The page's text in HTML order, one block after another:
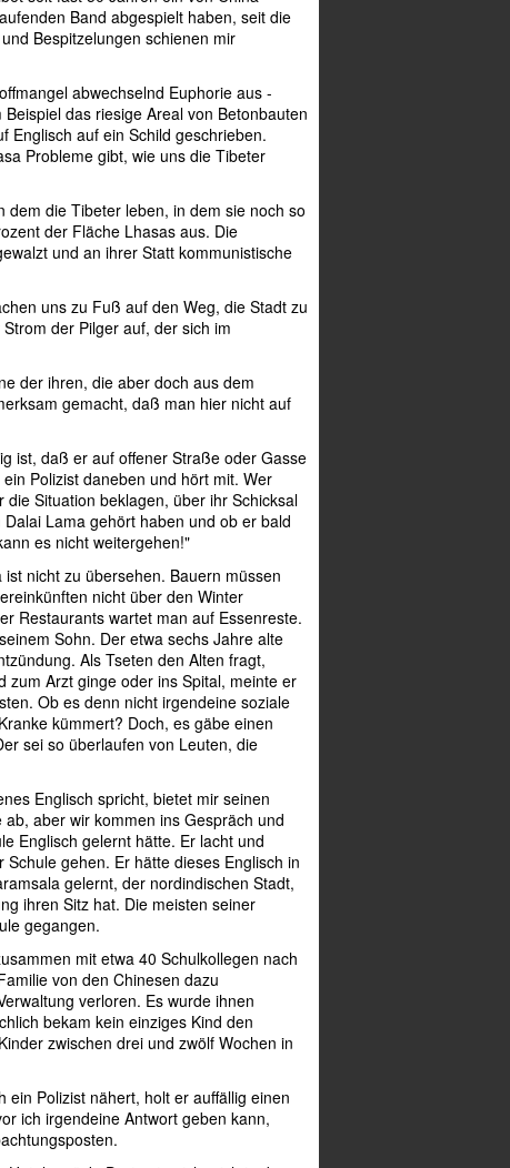
Band abgespielt haben, seit die
Bespitzelungen schienen mir
abwechselnd Euphorie aus -
das riesige Areal von Betonbauten
Englisch auf ein Schild geschrieben.
Probleme gibt, wie uns die Tibeter
die Tibeter leben, in dem sie noch so
der Fläche Lhasas aus. Die
und an ihrer Statt kommunistische
uns zu Fuß auf den Weg, die Stadt zu
der Pilger auf, der sich im
der ihren, die aber doch aus dem
gemacht, daß man hier nicht auf
ist, daß er auf offener Straße oder Gasse
Polizist daneben und hört mit. Wer
Situation beklagen, über ihr Schicksal
Lama gehört haben und ob er bald
es nicht weitergehen!"
nicht zu übersehen. Bauern müssen
nicht über den Winter
Restaurants wartet man auf Essenreste.
Sohn. Der etwa sechs Jahre alte
Als Tseten den Alten fragt,
zum Arzt ginge oder ins Spital, meinte er
Ob es denn nicht irgendeine soziale
kümmert? Doch, es gäbe einen
sei so überlaufen von Leuten, die
Englisch spricht, bietet mir seinen
aber wir kommen ins Gespräch und
Englisch gelernt hätte. Er lacht und
gehen. Er hätte dieses Englisch in
gelernt, der nordindischen Stadt,
ihren Sitz hat. Die meisten seiner
gegangen.
mit etwa 40 Schulkollegen nach
von den Chinesen dazu
verloren. Es wurde ihnen
bekam kein einziges Kind den
zwischen drei und zwölf Wochen in
Polizist nähert, holt er auffällig einen
ich irgendeine Antwort geben kann,